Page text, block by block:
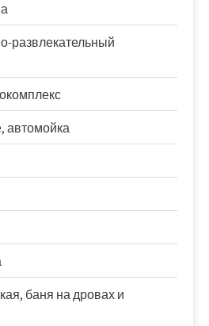
развлекательный
автомойка
баня на дровах и